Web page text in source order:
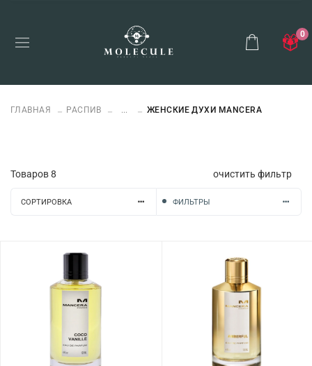
0
ГЛАВНАЯ РАСПИВ ... ЖЕНСКИЕ ДУХИ MANCERA
Товаров8 очистить фильтр
СОРТИРОВКА ФИЛЬТРЫ